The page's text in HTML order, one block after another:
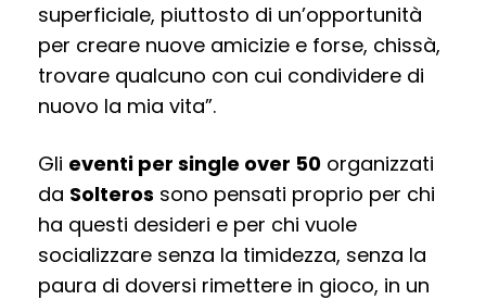
superficiale, piuttosto di un’opportunità
per creare nuove amicizie e forse, chissà,
trovare qualcuno con cui condividere di
nuovo la mia vita”.
Gli eventi per single over 50 organizzati
da Solteros sono pensati proprio per chi
ha questi desideri e per chi vuole
socializzare senza la timidezza, senza la
paura di doversi rimettere in gioco, in un